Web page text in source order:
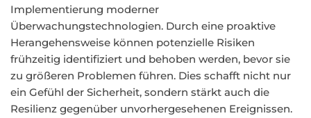
Implementierung moderner
Überwachungstechnologien. Durch eine proaktive
Herangehensweise können potenzielle Risiken
frühzeitig identifiziert und behoben werden, bevor sie
zu größeren Problemen führen. Dies schafft nicht nur
ein Gefühl der Sicherheit, sondern stärkt auch die
Resilienz gegenüber unvorhergesehenen Ereignissen.